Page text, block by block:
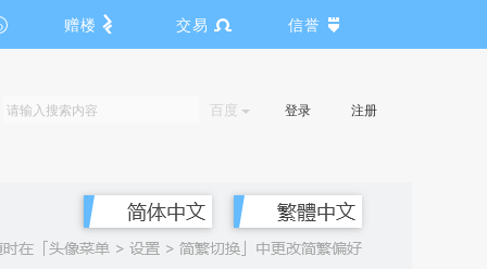
赠楼 交易 信誉
百度 登录 注册